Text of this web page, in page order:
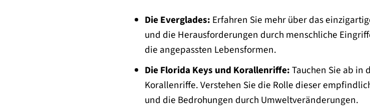
Die Everglades: Erfahren Sie mehr über das
und die Herausforderungen durch menschliche
die angepassten Lebensformen.
Die Florida Keys und Korallenriffe:Tauchen Sie ab in
Korallenriffe. Verstehen Sie die Rolle dieser
und die Bedrohungen durch Umweltveränderungen.